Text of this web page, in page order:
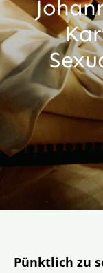
Aktion
Pünktlich zu